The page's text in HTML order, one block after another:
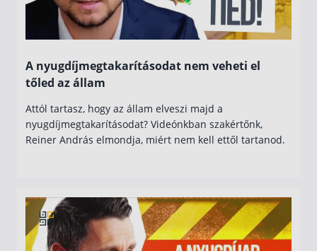
A nyugdíjmegtakarításodat nem veheti el
tőled az állam
Attól tartasz, hogy az állam elveszi majd a
nyugdíjmegtakarításodat? Videónkban szakértőnk,
Reiner András elmondja, miért nem kell ettől tartanod.